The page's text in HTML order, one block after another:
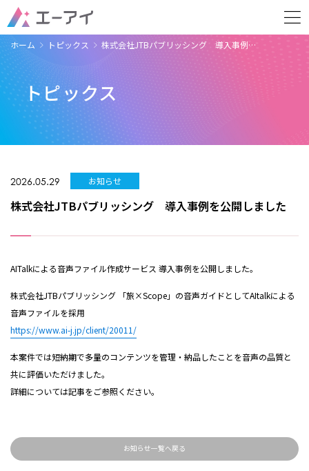
ホーム トピックス 株式会社JTBパブリッシング 導入事例…
トピックス
2026.05.29 お知らせ
株式会社JTBパブリッシング 導入事例を公開しました
AITalkによる音声ファイル作成サービス 導入事例を公開しました。
株式会社JTBパブリッシング 「旅×Scope」の音声ガイドとしてAItalkによる
音声ファイルを採用
https://www.ai-j.jp/client/20011/
本案件では短納期で多量のコンテンツを管理・納品したことを音声の品質と
共に評価いただけました。
詳細については記事をご参照ください。
お知らせ一覧へ戻る